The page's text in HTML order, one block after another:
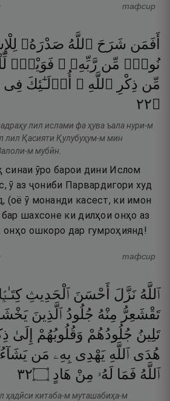
тафсир
أَفَمَن شَرَحَ ٱللَّهُ صَدْرَهُۥ
نُورٍۢ مِّن رَّبِّهِۦ ۚ فَوَيْلٌۭ
مِّن ذِكْرِ ٱللَّهِ ۚ أُو۟لَـٰٓئِكَ فِى
۝٢٢
лил ислами фа ҳува ъала нури-м
лил Қасияти Қулубуҳум-м мин
м мубӣн.
синаи ӯро барои дини Ислом
ӯ аз ҷониби Парвардигори худ
(оё ӯ монанди касест, ки имон
шахсоне ки дилҳои онҳо аз
онҳо ошкоро дар гумроҳиянд!
тафсир
ٱللَّهُ نَزَّلَ أَحْسَنَ ٱلْحَدِيثِ كِتَـٰبًۭا
تَقْشَعِرُّ مِنْهُ جُلُودُ ٱلَّذِينَ
تَلِينُ جُلُودُهُمْ وَقُلُوبُهُمْ إِلَىٰ
هُدَى ٱللَّهِ يَهْدِى بِهِۦ مَن
ٱللَّهُ فَمَا لَهُۥ مِنْ هَادٍ ۝٢٣
ҳадӣси китаба-м муташабиҳа-м